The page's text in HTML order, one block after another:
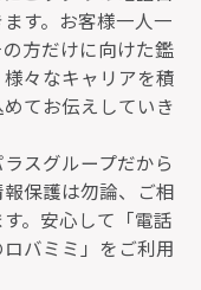
す。お客様一人一
方だけに向けた鑑
々なキャリアを積
てお伝えしていき
スグループだから
保護は勿論、ご相
。安心して「電話
バミミ」をご利用